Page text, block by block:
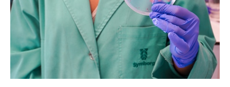
Symborg